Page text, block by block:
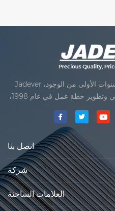
Jadever تأسست في يوليو، 1986. خلال السنوات الأولى من الوجود،
تقدمت شركتنا في الابتكار التكنولوجي وتطوير خطة عمل في عام 1998،
متى تلقت أول منتجاتنا موافقة من
تأسيس تقع من
اتصل بنا
شركة
العلامات الساخنة